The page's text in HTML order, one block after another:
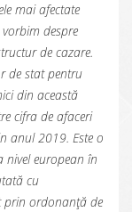
mai afectate
despre
de cazare.
de stat pentru
din această
cifra de afaceri
anul 2019. Este o
nivel european în
cu
prin ordonanță de